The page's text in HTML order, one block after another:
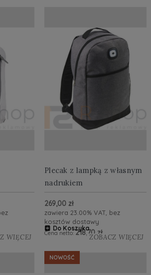
WIĘCEJ
Plecak z lampką z własnym
nadrukiem
269,00 zł
zawiera 23.00% VAT, bez
kosztów dostawy
Cena netto:218,70 zł
Do Koszyka
ZOBACZ WIĘCEJ
NOWOŚĆ